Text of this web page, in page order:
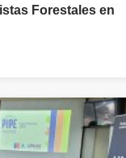
Forestales en